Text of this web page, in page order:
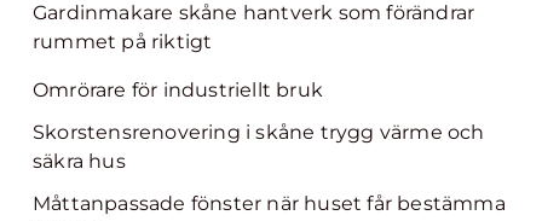
Gardinmakare skåne hantverk som förändrar
rummet på riktigt
Omrörare för industriellt bruk
Skorstensrenovering i skåne trygg värme och
säkra hus
Måttanpassade fönster när huset får bestämma